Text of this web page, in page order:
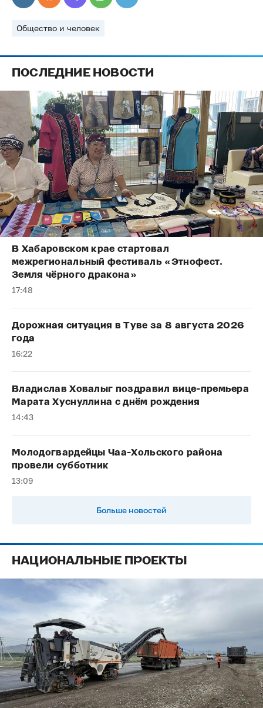
Общество и человек
ПОСЛЕДНИЕ НОВОСТИ
В Хабаровском крае стартовал
межрегиональный фестиваль «Этнофест.
Земля чёрного дракона»
17:48
Дорожная ситуация в Туве за 8 августа 2026
года
16:22
Владислав Ховалыг поздравил вице-премьера
Марата Хуснуллина с днём рождения
14:43
Молодогвардейцы Чаа-Хольского района
провели субботник
13:09
Больше новостей
НАЦИОНАЛЬНЫЕ ПРОЕКТЫ